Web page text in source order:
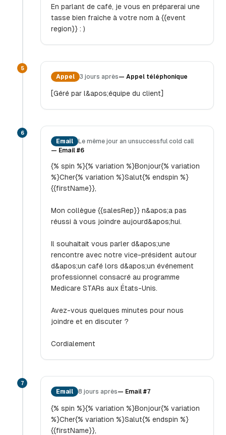
En parlant de café, je vous en préparerai une
tasse bien fraîche à votre nom à {{event
region}} : )
5
Appel 3 jours après— Appel téléphonique
[Géré par l&apos;équipe du client]
6
Email
Le même jour an unsuccessful cold call
— Email #6
{% spin %}{% variation %}Bonjour{% variation
%}Cher{% variation %}Salut{% endspin %}
{{firstName}},
Mon collègue {{salesRep}} n&apos;a pas
réussi à vous joindre aujourd&apos;hui.
Il souhaitait vous parler d&apos;une
rencontre avec notre vice-président autour
d&apos;un café lors d&apos;un événement
professionnel consacré au programme
Medicare STARs aux États-Unis.
Avez-vous quelques minutes pour nous
joindre et en discuter ?
Cordialement
7
Email 8 jours après— Email #7
{% spin %}{% variation %}Bonjour{% variation
%}Cher{% variation %}Salut{% endspin %}
{{firstName}},